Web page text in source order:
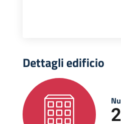
Dettagli edificio
2